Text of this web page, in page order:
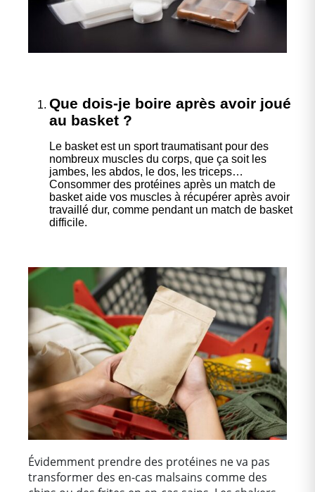
Que dois-je boire après avoir joué
au basket ?
Le basket est un sport traumatisant pour des
nombreux muscles du corps, que ça soit les
jambes, les abdos, le dos, les triceps…
Consommer des protéines après un match de
basket aide vos muscles à récupérer après avoir
travaillé dur, comme pendant un match de basket
difficile.
Évidemment prendre des protéines ne va pas
transformer des en-cas malsains comme des